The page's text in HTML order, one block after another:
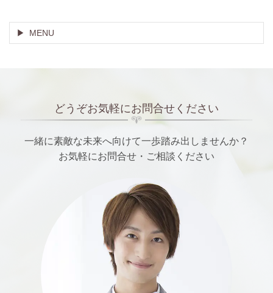
MENU
どうぞお気軽にお問合せください
一緒に素敵な未来へ向けて一歩踏み出しませんか？
お気軽にお問合せ・ご相談ください